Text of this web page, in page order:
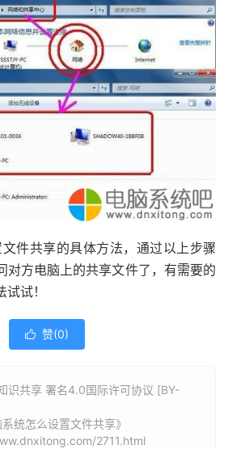
共享的具体方法，通过以上步骤
对方电脑上的共享文件了，有需要的
试！
 赞(0)
识共享 署名4.0国际许可协议 [BY-
统怎么设置文件共享》
2711.html